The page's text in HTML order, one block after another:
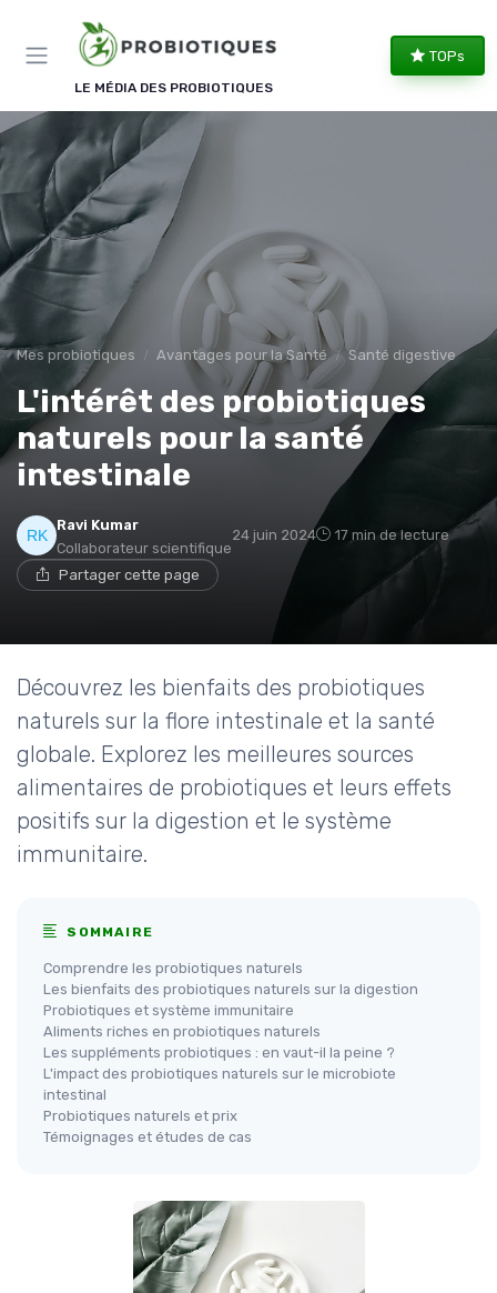
LE MÉDIA DES PROBIOTIQUES
TOPs
Mes probiotiques Avantages pour la Santé Santé digestive
L'intérêt des probiotiques
naturels pour la santé
intestinale
Ravi Kumar
Collaborateur scientifique
24 juin 2024 17 min de lecture
Partager cette page
Découvrez les bienfaits des probiotiques
naturels sur la flore intestinale et la santé
globale. Explorez les meilleures sources
alimentaires de probiotiques et leurs effets
positifs sur la digestion et le système
immunitaire.
SOMMAIRE
Comprendre les probiotiques naturels
Les bienfaits des probiotiques naturels sur la digestion
Probiotiques et système immunitaire
Aliments riches en probiotiques naturels
Les suppléments probiotiques : en vaut-il la peine ?
L'impact des probiotiques naturels sur le microbiote
intestinal
Probiotiques naturels et prix
Témoignages et études de cas